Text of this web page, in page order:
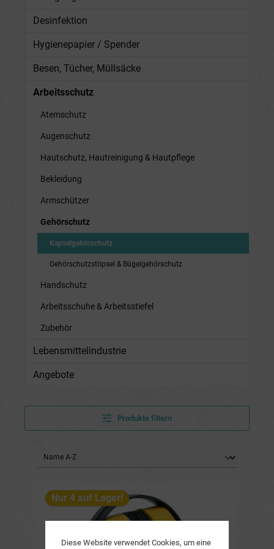
Desinfektion
Hygienepapier / Spender
Besen, Tücher, Müllsäcke
Arbeitsschutz
Atemschutz
Augenschutz
Hautschutz, Hautreinigung & Hautpflege
Bekleidung
Armschützer
Gehörschutz
Kapselgehörschutz
Gehörschutzstöpsel & Bügelgehörschutz
Handschutz
Arbeitsschuhe & Arbeitsstiefel
Zubehör
Lebensmittelindustrie
Angebote
Produkte filtern
Nur 4 auf Lager!
Diese Website verwendet Cookies, um eine